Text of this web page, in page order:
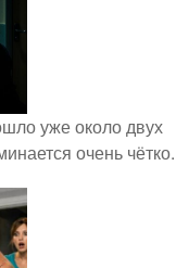
уже около двух
очень чётко.